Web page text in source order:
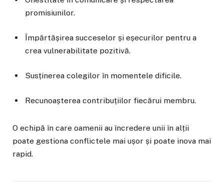
promisiunilor.
Împărtășirea succeselor și eșecurilor pentru a
crea vulnerabilitate pozitivă.
Susținerea colegilor în momentele dificile.
Recunoașterea contribuțiilor fiecărui membru.
O echipă în care oamenii au încredere unii în alții
poate gestiona conflictele mai ușor și poate inova mai
rapid.